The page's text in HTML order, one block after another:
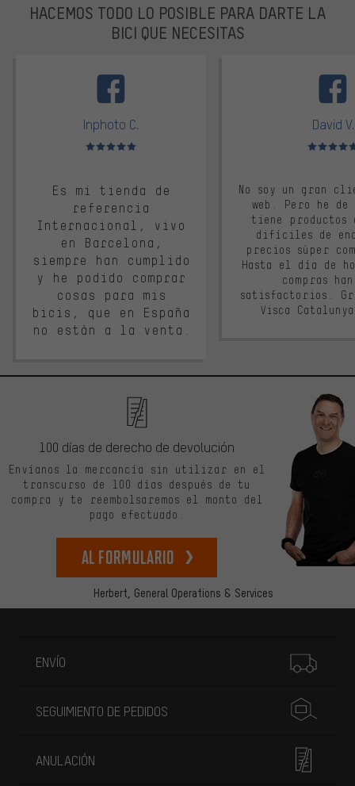
HACEMOS TODO LO POSIBLE PARA DARTE LA
BICI QUE NECESITAS
Inphoto C.
Valoración media: 5 de 5
Es mi tienda de
referencia
Internacional, vivo
en Barcelona,
siempre han cumplido
y he podido comprar
cosas para mis
bicis, que en España
no están a la venta.
David V.
Valoración
No soy un gran
web. Pero he
tiene productos
difíciles de
precios súper
Hasta el día de
compras
satisfactorios.
Visca
Herbert, General Operations & Services
100 días de derecho de devolución
Envíanos la mercancía sin utilizar en el
transcurso de 100 días después de tu
compra y te reembolsaremos el monto del
pago efectuado.
Al formulario
ENVÍO
SEGUIMIENTO DE PEDIDOS
ANULACIÓN